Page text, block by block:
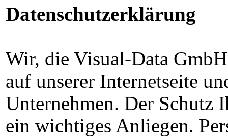
Datenschutzerklärung
Wir, die Visual-Data
auf unserer Internetseite
Unternehmen. Der Schutz
ein wichtiges Anliegen.